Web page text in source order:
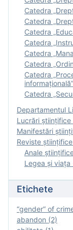
Catedra
Catedra
Catedra
Catedra
Catedra
Catedra
Catedra
Catedra
Departamentul
Lucrări științifice
Manifestări
Reviste
Anale
Legea şi viaţa
Etichete
“gender” of
abandon (2)